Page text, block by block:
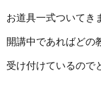
お道具一式ついてき
開講中であればどの
受け付けているので